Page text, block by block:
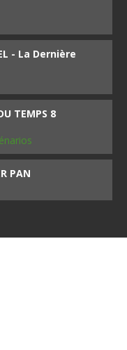
- La Dernière
TEMPS 8
PAN